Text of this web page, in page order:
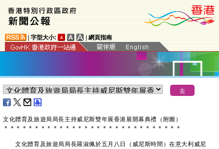
字型大小: 網頁指南
文化體育及旅遊局局長主持威尼斯雙年展香港展開幕典禮（附圖）
＊ ＊ ＊ ＊ ＊ ＊ ＊ ＊ ＊ ＊ ＊ ＊ ＊ ＊ ＊ ＊ ＊ ＊ ＊ ＊ ＊ ＊ ＊ ＊ ＊ ＊ ＊ ＊ ＊
​文化體育及旅遊局局長羅淑佩於五月八日（威尼斯時間）在意大利威尼